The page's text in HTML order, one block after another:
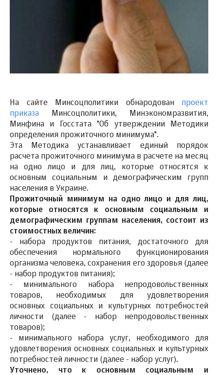
На сайте Минсоцполитики обнародован проект
приказа Минсоцполитики, Минэкономразвития,
Минфина и Госстата "Об утверждении Методики
определения прожиточного минимума".
Эта Методика устанавливает единый порядок
расчета прожиточного минимума в расчете на месяц
на одно лицо и для лиц, которые относятся к
основным социальным и демографическим групп
населения в Украине.
Прожиточный минимум на одно лицо и для лиц,
которые относятся к основным социальным и
демографическим группам населения, состоит из
стоимостных величин:
- набора продуктов питания, достаточного для
обеспечения нормального функционирования
организма человека, сохранения его здоровья (далее
- набор продуктов питания);
- минимального набора непродовольственных
товаров, необходимых для удовлетворения
основных социальных и культурных потребностей
личности (далее - набор непродовольственных
товаров);
- минимального набора услуг, необходимого для
удовлетворения основных социальных и культурных
потребностей личности (далее - набор услуг).
Уточнено, что к основным социальным и